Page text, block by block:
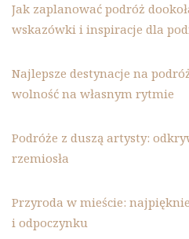
Jak zaplanować podróż
wskazówki i inspiracje dla
Najlepsze destynacje na
wolność na własnym rytmie
Podróże z duszą artysty:
rzemiosła
Przyroda w mieście:
i odpoczynku